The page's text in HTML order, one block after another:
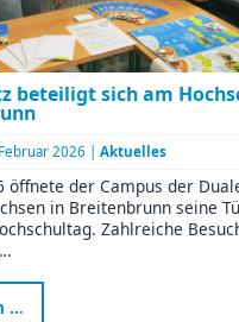
beteiligt sich am
2026 | Aktuelles
öffnete der Campus der
in Breitenbrunn seine
Zahlreiche
…